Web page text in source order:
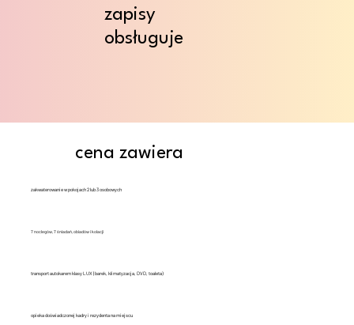
zapisy
obsługuje
cena zawiera
zakwaterowanie w pokojach 2 lub 3 osobowych
7 noclegów, 7 śniadań, obiadów i kolacji
transport autokarem klasy LUX (barek, klimatyzacja, DVD, toaleta)
opieka doświadczonej kadry i rezydenta na miejscu